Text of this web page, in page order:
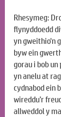
Rhesymeg:
flynyddoedd
yn gweithio'n
byw ein
gorau i bob
yn anelu at
cydnabod ein
wireddu’r
allweddol y